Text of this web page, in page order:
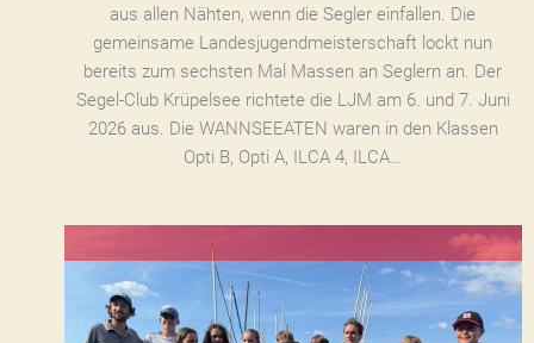
aus allen Nähten, wenn die Segler einfallen. Die
gemeinsame Landesjugendmeisterschaft lockt nun
bereits zum sechsten Mal Massen an Seglern an. Der
Segel-Club Krüpelsee richtete die LJM am 6. und 7. Juni
2026 aus. Die WANNSEEATEN waren in den Klassen
Opti B, Opti A, ILCA 4, ILCA…